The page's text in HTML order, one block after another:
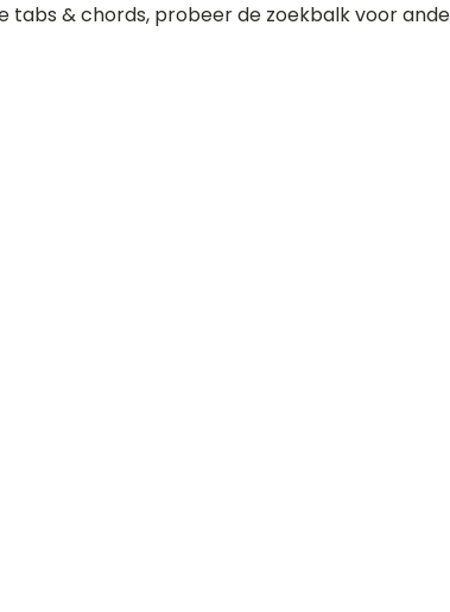
tabs & chords, probeer de zoekbalk voor